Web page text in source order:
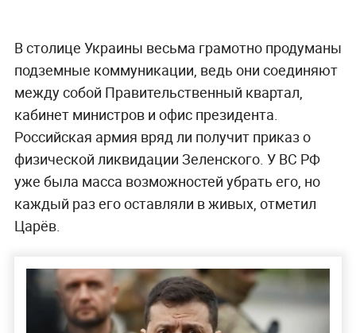
В столице Украины весьма грамотно продуманы
подземные коммуникации, ведь они соединяют
между собой Правительственный квартал,
кабинет министров и офис президента.
Российская армия вряд ли получит приказ о
физической ликвидации Зеленского. У ВС РФ
уже была масса возможностей убрать его, но
каждый раз его оставляли в живых, отметил
Царёв.